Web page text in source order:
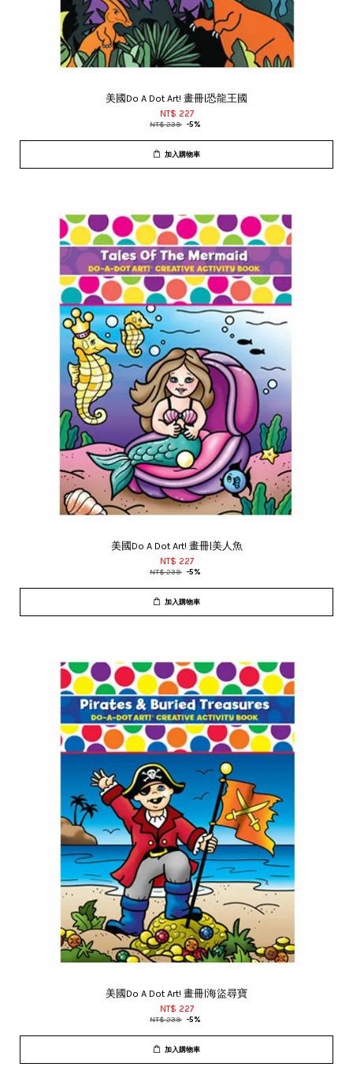
美國Do A Dot Art! 畫冊|恐龍王國
NT$ 227
NT$ 239 -5%
加入購物車
美國Do A Dot Art! 畫冊|美人魚
NT$ 227
NT$ 239 -5%
加入購物車
美國Do A Dot Art! 畫冊|海盜尋寶
NT$ 227
NT$ 239 -5%
加入購物車